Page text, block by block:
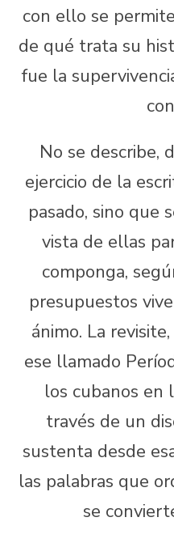
con ello se
de qué trata su
fue la
No se describe,
ejercicio de la
pasado, sino que
vista de ellas
componga,
presupuestos
ánimo. La
ese llamado
los cubanos en
través de un
sustenta desde
las palabras que
se